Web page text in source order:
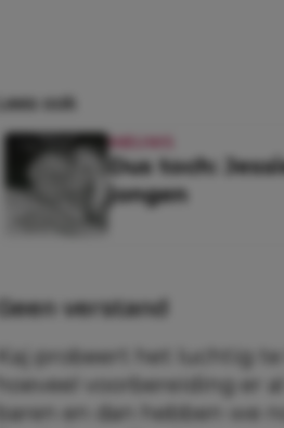
Lees ook
NIEUWS
Dus toch:
jongen
Geen verstand
Kaj probeert het luchtig
hoeveel voorbereiding er
baren en dan hebben we